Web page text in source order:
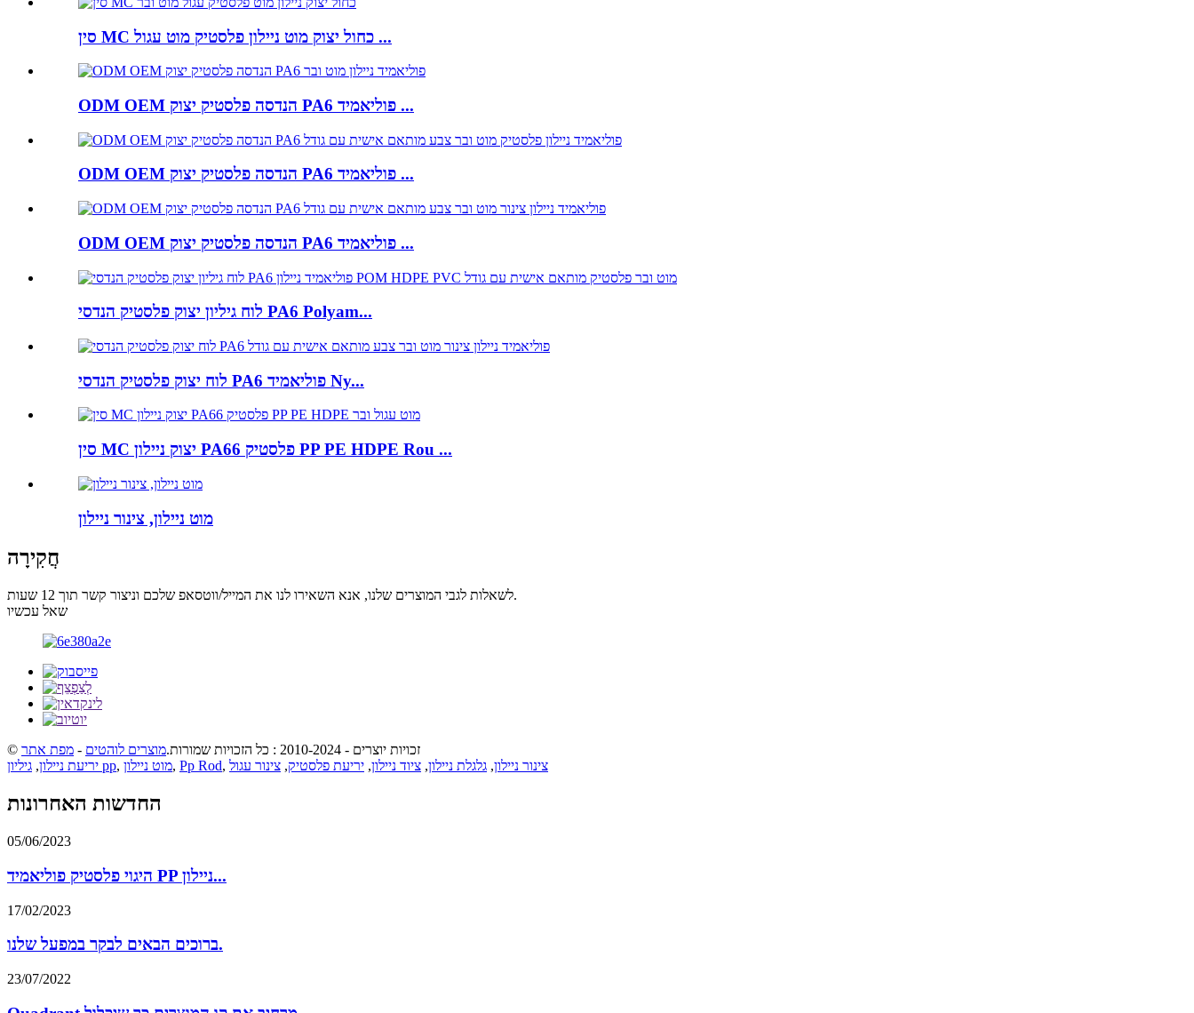
סין MC כחול יצוק מוט ניילון פלסטיק מוט עגול ...
ODM OEM הנדסה פלסטיק יצוק PA6 פוליאמיד ...
ODM OEM הנדסה פלסטיק יצוק PA6 פוליאמיד ...
ODM OEM הנדסה פלסטיק יצוק PA6 פוליאמיד ...
לוח גיליון יצוק פלסטיק הנדסי PA6 Polyam...
לוח יצוק פלסטיק הנדסי PA6 פוליאמיד Ny...
סין MC יצוק ניילון PA66 פלסטיק PP PE HDPE Rou ...
מוט ניילון, צינור ניילון
חֲקִירָה
לשאלות לגבי המוצרים שלנו, אנא השאירו לנו את המייל/ווטסאפ שלכם וניצור קשר תוך 12 שעות.
שאל עכשיו
© זכויות יוצרים - 2010-2024 : כל הזכויות שמורות. מוצרים לוהטים - מפת אתר
יריעת ניילון, גיליון pp, מוט ניילון, Pp Rod, צינור ניילון, גלגלת ניילון, ציוד ניילון, יריעת פלסטיק, צינור עגול
החדשות האחרונות
05/06/2023
היגוי פלסטיק פוליאמיד PP ניילון...
17/02/2023
ברוכים הבאים לבקר במפעל שלנו.
23/07/2022